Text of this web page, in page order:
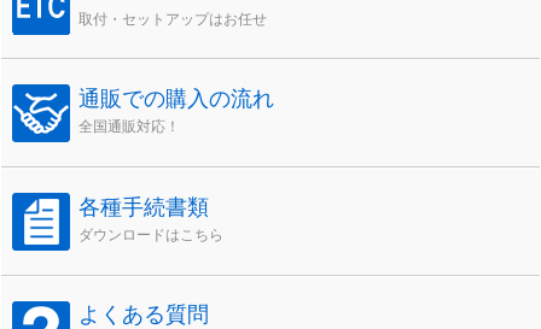
取付・セットアップはお任せ
通販での購入の流れ
全国通販対応！
各種手続書類
ダウンロードはこちら
よくある質問